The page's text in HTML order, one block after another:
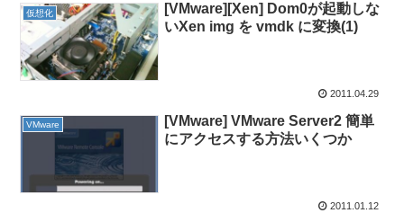
仮想化
[VMware][Xen] Dom0が起動しな
いXen img を vmdk に変換(1)
2011.04.29
VMware
[VMware] VMware Server2 簡単
にアクセスする方法いくつか
2011.01.12